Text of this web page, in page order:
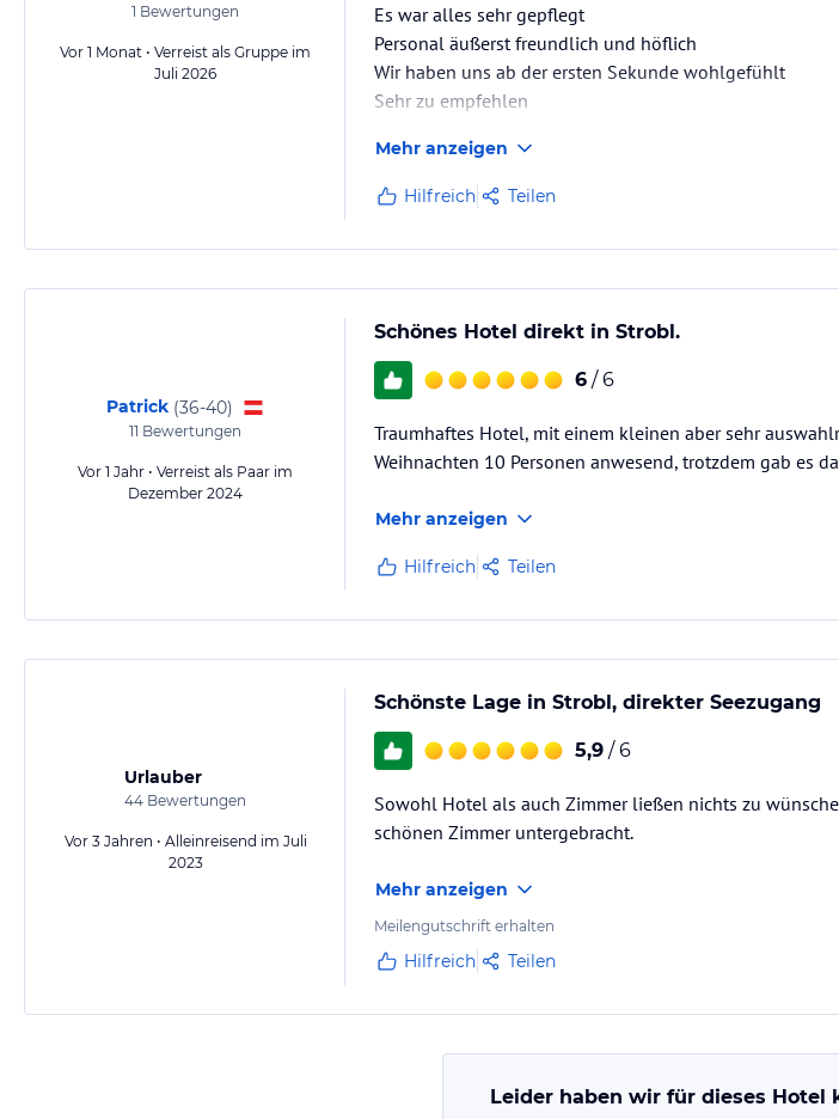
1 Bewertungen
Vor 1 Monat • Verreist als Gruppe im
Juli 2026
Es war alles sehr gepflegt
Personal äußerst freundlich und höflich
Wir haben uns ab der ersten Sekunde wohlgefühlt
Sehr zu empfehlen
Mehr anzeigen
Hilfreich Teilen
Patrick (36-40)
11 Bewertungen
Vor 1 Jahr • Verreist als Paar im
Dezember 2024
Schönes Hotel direkt in Strobl.
6 / 6
Traumhaftes Hotel, mit einem kleinen aber sehr
Weihnachten 10 Personen anwesend, trotzdem gab es
Mehr anzeigen
Hilfreich Teilen
Urlauber
44 Bewertungen
Vor 3 Jahren • Alleinreisend im Juli
2023
Schönste Lage in Strobl, direkter Seezugang
5,9 / 6
Sowohl Hotel als auch Zimmer ließen nichts zu
schönen Zimmer untergebracht.
Mehr anzeigen
Meilengutschrift erhalten
Hilfreich Teilen
Leider haben wir für dieses Hotel